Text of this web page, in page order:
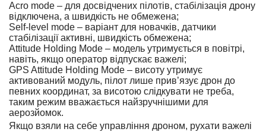
Acro mode – для досвідчених пілотів, стабілізація дрону
відключена, а швидкість не обмежена;
Self-level mode – варіант для новачків, датчики
стабілізації активні, швидкість обмежена;
Attitude Holding Mode – модель утримується в повітрі,
навіть, якщо оператор відпускає важелі;
GPS Attitude Holding Mode – висоту утримує
активований модуль, пілот лише прив’язує дрон до
певних координат, за висотою слідкувати не треба,
таким режим вважається найзручнішими для
аерозйомок.
Якщо взяли на себе управління дроном, рухати важелі